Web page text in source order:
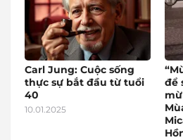
Carl Jung: Cuộc sống
thực sự bắt đầu từ tuổi
40
10.01.2025
để